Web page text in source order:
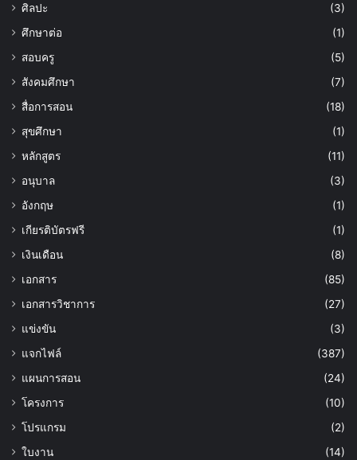
ศิลปะ
(3)
ศึกษาต่อ
(1)
สอบครู
(5)
สังคมศึกษา
(7)
สื่อการสอน
(18)
สุขศึกษา
(1)
หลักสูตร
(11)
อนุบาล
(3)
อังกฤษ
(1)
เกียรติบัตรฟรี
(1)
เงินเดือน
(8)
เอกสาร
(85)
เอกสารวิชาการ
(27)
แข่งขัน
(3)
แจกไฟล์
(387)
แผนการสอน
(24)
โครงการ
(10)
โปรแกรม
(2)
ใบงาน
(14)